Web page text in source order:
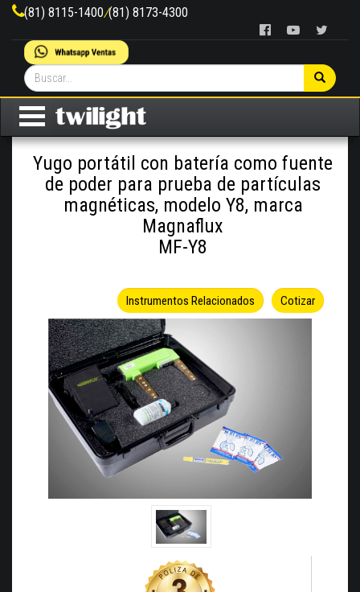
(81) 8115-1400/(81) 8173-4300
Yugo portátil con batería como fuente
de poder para prueba de partículas
magnéticas, modelo Y8, marca
Magnaflux
MF-Y8
Cotizar
Instrumentos Relacionados